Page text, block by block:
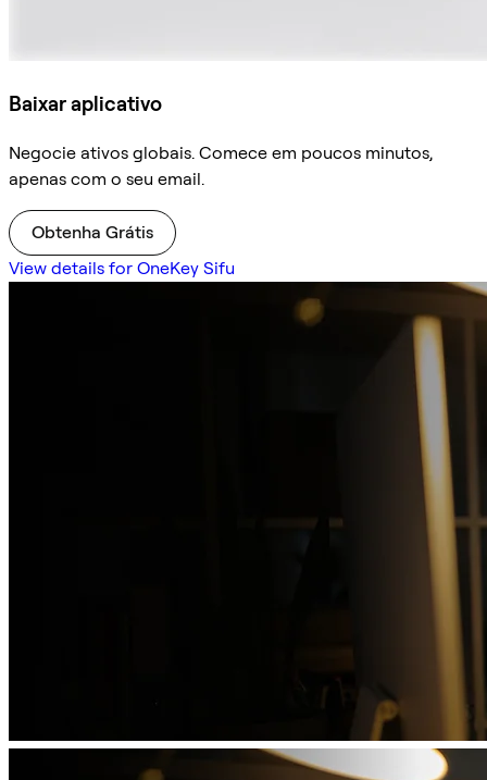
Baixar aplicativo
Negocie ativos globais. Comece em poucos minutos,
apenas com o seu email.
Obtenha Grátis
View details for OneKey Sifu